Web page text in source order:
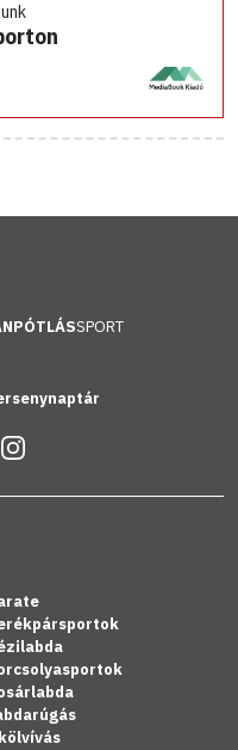
SPORT